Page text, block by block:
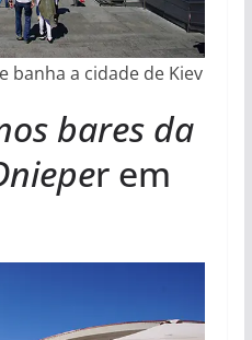
banha a cidade de Kiev
bares da
r em